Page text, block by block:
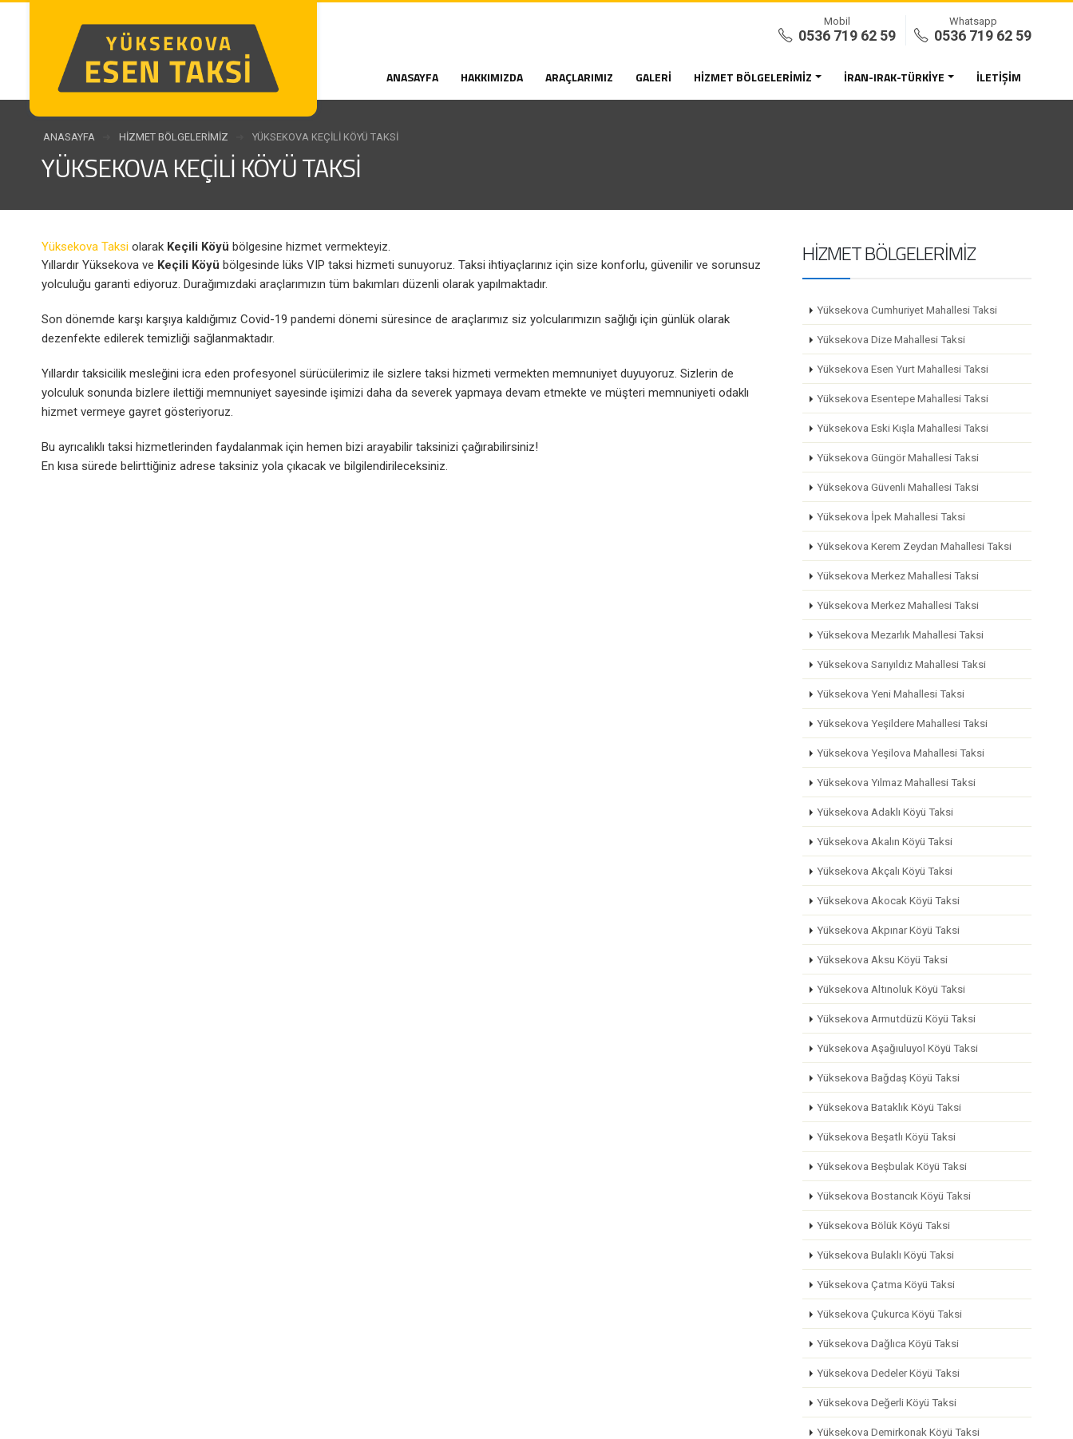
Mobil
0536 719 62 59
Whatsapp
0536 719 62 59
ANASAYFA HAKKIMIZDA ARAÇLARIMIZ GALERI HIZMET BÖLGELERIMIZ İRAN-IRAK-TÜRKIYE İLETIŞIM
ANASAYFA HIZMET BÖLGELERIMIZ YÜKSEKOVA KEÇILI KÖYÜ TAKSI
YÜKSEKOVA KEÇILI KÖYÜ TAKSI
Yüksekova Taksi olarak Keçili Köyü bölgesine hizmet vermekteyiz.
Yıllardır Yüksekova ve Keçili Köyü bölgesinde lüks VIP taksi hizmeti sunuyoruz. Taksi ihtiyaçlarınız için size konforlu, güvenilir ve sorunsuz
yolculuğu garanti ediyoruz. Durağımızdaki araçlarımızın tüm bakımları düzenli olarak yapılmaktadır.
Son dönemde karşı karşıya kaldığımız Covid-19 pandemi dönemi süresince de araçlarımız siz yolcularımızın sağlığı için günlük olarak
dezenfekte edilerek temizliği sağlanmaktadır.
Yıllardır taksicilik mesleğini icra eden profesyonel sürücülerimiz ile sizlere taksi hizmeti vermekten memnuniyet duyuyoruz. Sizlerin de
yolculuk sonunda bizlere ilettiği memnuniyet sayesinde işimizi daha da severek yapmaya devam etmekte ve müşteri memnuniyeti odaklı
hizmet vermeye gayret gösteriyoruz.
Bu ayrıcalıklı taksi hizmetlerinden faydalanmak için hemen bizi arayabilir taksinizi çağırabilirsiniz!
En kısa sürede belirttiğiniz adrese taksiniz yola çıkacak ve bilgilendirileceksiniz.
HIZMET BÖLGELERIMIZ
Yüksekova Cumhuriyet Mahallesi Taksi
Yüksekova Dize Mahallesi Taksi
Yüksekova Esen Yurt Mahallesi Taksi
Yüksekova Esentepe Mahallesi Taksi
Yüksekova Eski Kışla Mahallesi Taksi
Yüksekova Güngör Mahallesi Taksi
Yüksekova Güvenli Mahallesi Taksi
Yüksekova İpek Mahallesi Taksi
Yüksekova Kerem Zeydan Mahallesi Taksi
Yüksekova Merkez Mahallesi Taksi
Yüksekova Merkez Mahallesi Taksi
Yüksekova Mezarlık Mahallesi Taksi
Yüksekova Sarıyıldız Mahallesi Taksi
Yüksekova Yeni Mahallesi Taksi
Yüksekova Yeşildere Mahallesi Taksi
Yüksekova Yeşilova Mahallesi Taksi
Yüksekova Yılmaz Mahallesi Taksi
Yüksekova Adaklı Köyü Taksi
Yüksekova Akalın Köyü Taksi
Yüksekova Akçalı Köyü Taksi
Yüksekova Akocak Köyü Taksi
Yüksekova Akpınar Köyü Taksi
Yüksekova Aksu Köyü Taksi
Yüksekova Altınoluk Köyü Taksi
Yüksekova Armutdüzü Köyü Taksi
Yüksekova Aşağıuluyol Köyü Taksi
Yüksekova Bağdaş Köyü Taksi
Yüksekova Bataklık Köyü Taksi
Yüksekova Beşatlı Köyü Taksi
Yüksekova Beşbulak Köyü Taksi
Yüksekova Bostancık Köyü Taksi
Yüksekova Bölük Köyü Taksi
Yüksekova Bulaklı Köyü Taksi
Yüksekova Çatma Köyü Taksi
Yüksekova Çukurca Köyü Taksi
Yüksekova Dağlıca Köyü Taksi
Yüksekova Dedeler Köyü Taksi
Yüksekova Değerli Köyü Taksi
Yüksekova Demirkonak Köyü Taksi